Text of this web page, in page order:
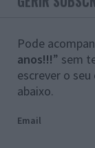
Pode
anos!!!” sem
escrever o
abaixo.
Email